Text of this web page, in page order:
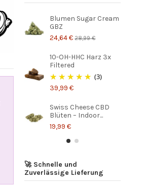
Blumen Sugar Cream
GBZ
24,64 € 28,99 €
10-OH-HHC Harz 3x
Filtered
(3)
39,99 €
Swiss Cheese CBD
Blüten – Indoor...
19,99 €
🚀 Schnelle und
Zuverlässige Lieferung